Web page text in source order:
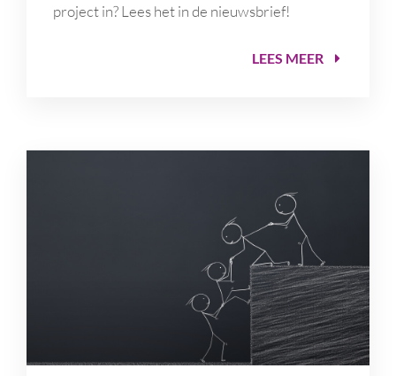
project in? Lees het in de nieuwsbrief!
LEES MEER